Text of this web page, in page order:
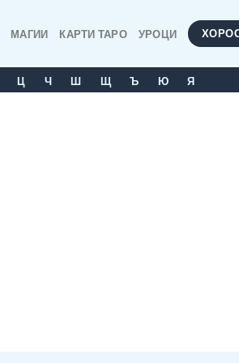
МАГИИ КАРТИ ТАРО УРОЦИ
Ц Ч Ш Щ Ъ Ю Я